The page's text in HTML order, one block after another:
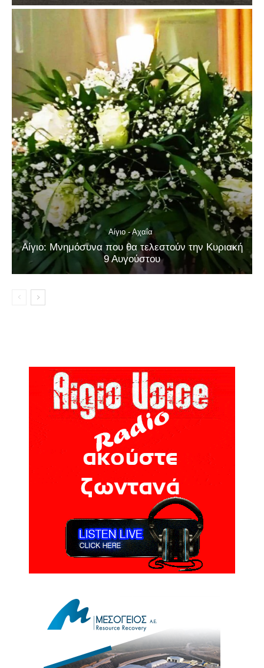
Αίγιο - Αχαΐα
Αίγιο: Μνημόσυνα που θα τελεστούν την Κυριακή
9 Αυγούστου